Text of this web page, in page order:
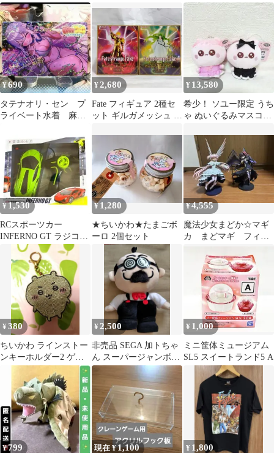
悠 アイナナ
¥690
タテナオリ・セン プ
ライベート水着 麻雀
ドコネクト
¥2,680
Fate フィギュア 2種セ
ット ギルガメッシュ エ
¥ 13,580
希少！ ソユー限定 うち
ゃ ぬいぐるみマスコッ
¥ 1,530
RCスポーツカー
INFERNO GT ラジコン
グリーン 27km/h 新品
¥ 1,280
★ちいかわ★たまごボ
ーロ 2個セット
¥4,555
魔法少女まどか☆マギ
カ まどマギ フィギ
¥380
ちいかわ ラインストー
ンキーホルダー2 ゲー
¥2,500
非売品 SEGA 加トちゃ
ん スーパージャンボぬ
いぐるみ Ver.2 2001
¥ 1,000
ミニ筐体ミュージアム
SL5 スイートランド5 A
¥799 現在 ¥1,100 ¥ 1,800